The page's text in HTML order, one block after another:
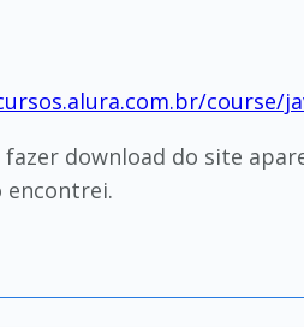
course/
download do site
encontrei.